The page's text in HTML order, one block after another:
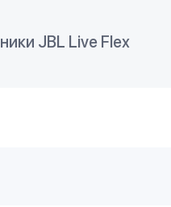
JBL Live Flex